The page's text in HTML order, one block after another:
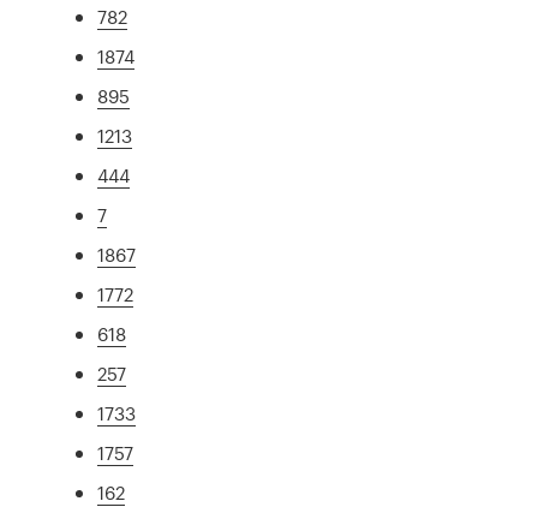
782
1874
895
1213
444
7
1867
1772
618
257
1733
1757
162